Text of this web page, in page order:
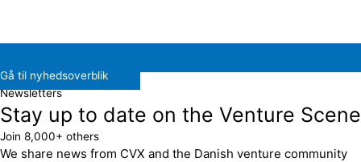
Gå til nyhedsoverblik
Newsletters
Stay up to date on the Venture Scene
Join 8,000+ others
We share news from CVX and the Danish venture community